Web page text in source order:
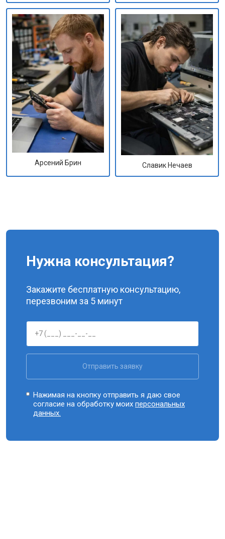
Арсений Брин Славик Нечаев
Нужна консультация?
Закажите бесплатную консультацию,
перезвоним за 5 минут
Отправить заявку
Нажимая на кнопку отправить я даю свое
согласие на обработку моихперсональных
данных.